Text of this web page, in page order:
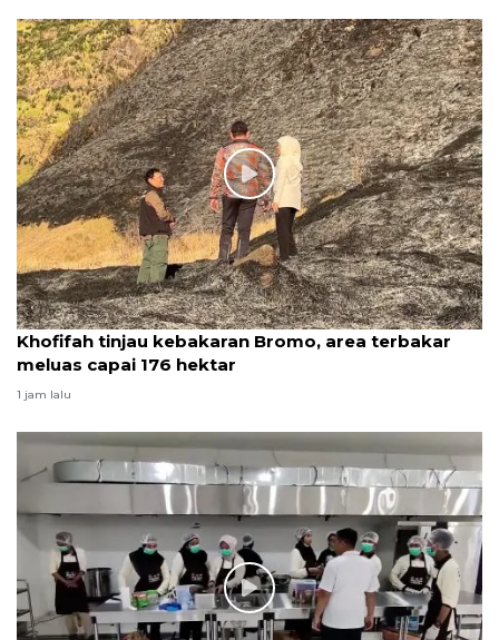
Khofifah tinjau kebakaran Bromo, area terbakar
meluas capai 176 hektar
1 jam lalu